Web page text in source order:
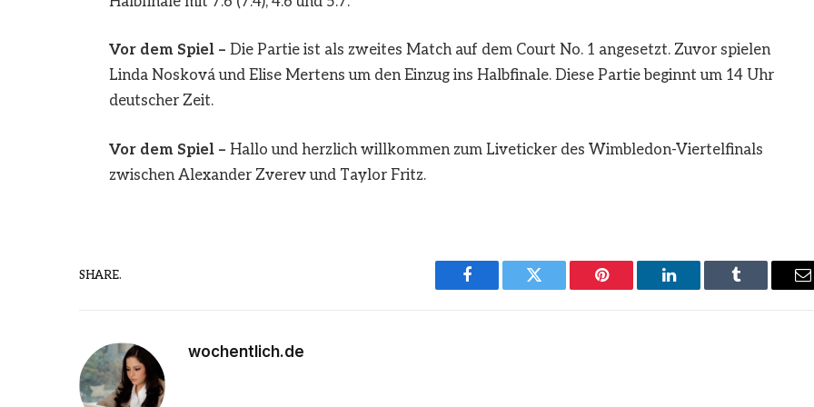
Vor dem Spiel – Die Partie ist als zweites Match auf dem Court No. 1 angesetzt. Zuvor spielen
Linda Nosková und Elise Mertens um den Einzug ins Halbfinale. Diese Partie beginnt um 14 Uhr
deutscher Zeit.
Vor dem Spiel – Hallo und herzlich willkommen zum Livetickerdes Wimbledon-Viertelfinals
zwischen Alexander Zverev und Taylor Fritz.
SHARE.
Facebook Twitter Pinterest LinkedIn Tumblr
wochentlich.de